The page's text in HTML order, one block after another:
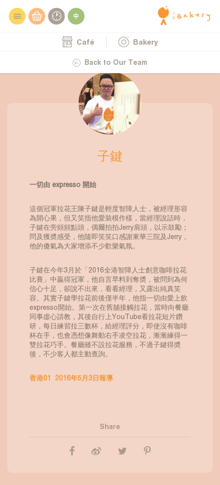
Café Bakery
Back to Our Team
子鍵
一切由 expresso 開始
這個冠軍拉花王陳子鍵是輕度智障人士，被經理形容
為開心果，但又笑指他愛裝模作樣，當經理說話時，
子鍵在旁頻頻點頭，偶爾拍拍Jerry肩頭，以示鼓勵；
問及獲奬感受，他隨即笑笑口感謝東華三院及Jerry，
他的傻氣為大家增添不少歡樂氣氛。
子鍵在今年3月於「2016全港智障人士創意咖啡拉花
比賽」中贏得冠軍，他自言早料到奪奬，被問到為何
信心十足，卻說不出來，看看經理，又露出純真笑
容。其實子鍵學拉花前後僅半年，他指一切由愛上飲
expresso開始。第一次在舊舖接觸拉花，當時向餐廳
同事虛心請教，其後自行上YouTube看拉花短片鑽
研，每日練習拉三數杯，給經理評分，即使沒有咖啡
杯在手，也會憑想像舞動右手凌空拉花，漸漸練得一
雙拉花巧手。餐廳雖不設拉花服務，不過子鍵得奬
後，不少客人都主動查詢。
香港01 2016年5月3日報導
Share